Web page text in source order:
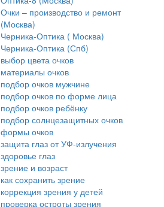
Очки – производство и ремонт
(Москва)
Черника-Оптика ( Москва)
Черника-Оптика (Спб)
выбор цвета очков
материалы очков
подбор очков мужчине
подбор очков по форме лица
подбор очков ребёнку
подбор солнцезащитных очков
формы очков
защита глаз от УФ-излучения
здоровье глаз
зрение и возраст
как сохранить зрение
коррекция зрения у детей
проверка остроты зрения